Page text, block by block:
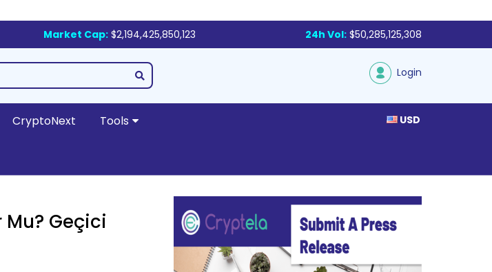
Market Cap: $2,194,425,850,123 24h Vol: $50,285,125,308
Login
CryptoNext Tools USD
Geçici